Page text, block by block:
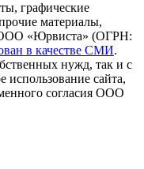
графические
материалы,
ООО «Юрвиста» (ОГРН:
в качестве СМИ.
нужд, так и с
использование сайта,
согласия ООО